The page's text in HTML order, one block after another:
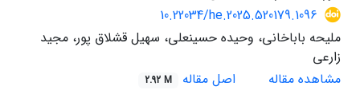
10.22034/he.2025.520179.1096
ملیحه باباخانی، وحیده حسینعلی، سهیل قشلاق پور، مجید
زارعی
مشاهده مقاله
اصل مقاله 2.92 M